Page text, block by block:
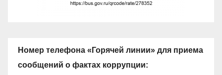
Номер телефона «Горячей линии» для приема
сообщений о фактах коррупции: